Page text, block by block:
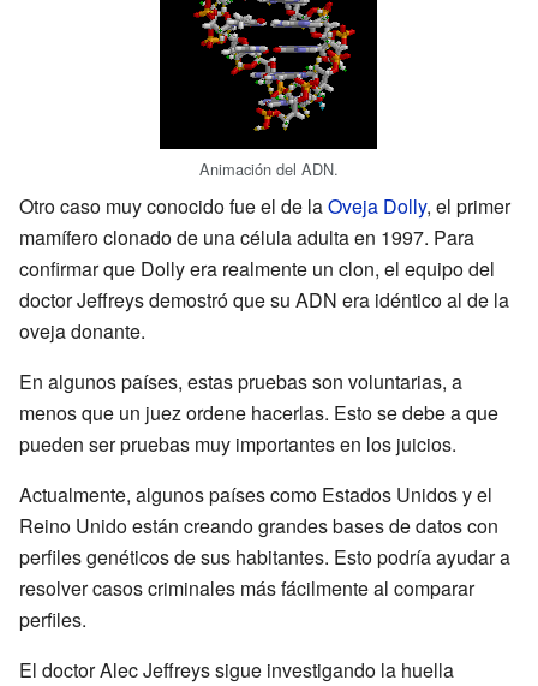
Animación del ADN.
Otro caso muy conocido fue el de laOveja Dolly, el primer
mamífero clonado de una célula adulta en 1997. Para
confirmar que Dolly era realmente un clon, el equipo del
doctor Jeffreys demostró que su ADN era idéntico al de la
oveja donante.
En algunos países, estas pruebas son voluntarias, a
menos que un juez ordene hacerlas. Esto se debe a que
pueden ser pruebas muy importantes en los juicios.
Actualmente, algunos países como Estados Unidos y el
Reino Unido están creando grandes bases de datos con
perfiles genéticos de sus habitantes. Esto podría ayudar a
resolver casos criminales más fácilmente al comparar
perfiles.
El doctor Alec Jeffreys sigue investigando la huella